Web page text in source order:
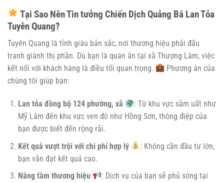
Tại Sao Nên Tin tưởng Chiến Dịch Quảng Bá Lan Tỏa
Tuyên Quang?
Tuyên Quang là tỉnh giàu bản sắc, nơi thương hiệu phải đấu
tranh giành thị phần. Dù bạn là quán ăn tại xã Thượng Lâm, việc
kết nối với khách hàng là điều tối quan trọng.
Phương án của
chúng tôi giúp bạn:
Lan tỏa đồng bộ 124 phường, xã
: Từ khu vực sầm uất như
Mỹ Lâm đến khu vực ven đô như Hồng Sơn, thông điệp của
bạn được biết đến rộng rãi.
Kết quả vượt trội với chi phí hợp lý
: Không cần đầu tư lớn,
bạn vẫn đạt kết quả cao.
Nâng tầm thương hiệu
: Dịch vụ của bạn sẽ phủ sóng tại